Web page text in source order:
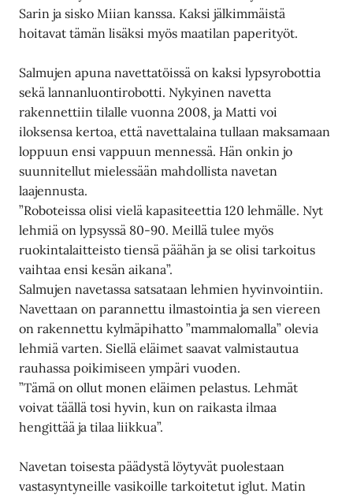
Sarin ja sisko Miian kanssa. Kaksi jälkimmäistä
hoitavat tämän lisäksi myös maatilan paperityöt.
Salmujen apuna navettatöissä on kaksi lypsyrobottia
sekä lannanluontirobotti. Nykyinen navetta
rakennettiin tilalle vuonna 2008, ja Matti voi
iloksensa kertoa, että navettalaina tullaan maksamaan
loppuun ensi vappuun mennessä. Hän onkin jo
suunnitellut mielessään mahdollista navetan
laajennusta.
”Roboteissa olisi vielä kapasiteettia 120 lehmälle. Nyt
lehmiä on lypsyssä 80-90. Meillä tulee myös
ruokintalaitteisto tiensä päähän ja se olisi tarkoitus
vaihtaa ensi kesän aikana”.
Salmujen navetassa satsataan lehmien hyvinvointiin.
Navettaan on parannettu ilmastointia ja sen viereen
on rakennettu kylmäpihatto ”mammalomalla” olevia
lehmiä varten. Siellä eläimet saavat valmistautua
rauhassa poikimiseen ympäri vuoden.
”Tämä on ollut monen eläimen pelastus. Lehmät
voivat täällä tosi hyvin, kun on raikasta ilmaa
hengittää ja tilaa liikkua”.
Navetan toisesta päädystä löytyvät puolestaan
vastasyntyneille vasikoille tarkoitetut iglut. Matin